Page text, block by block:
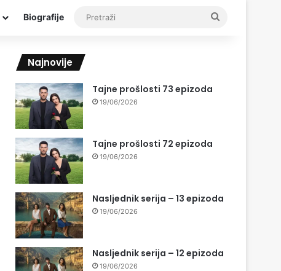
Biografije
Najnovije
Tajne prošlosti 73 epizoda
19/06/2026
Tajne prošlosti 72 epizoda
19/06/2026
Nasljednik serija – 13 epizoda
19/06/2026
Nasljednik serija – 12 epizoda
19/06/2026